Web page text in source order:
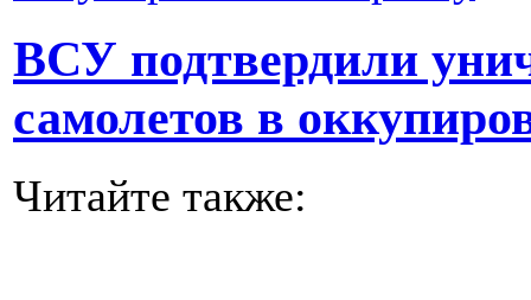
ВСУ подтвердили
самолетов в
Читайте также: